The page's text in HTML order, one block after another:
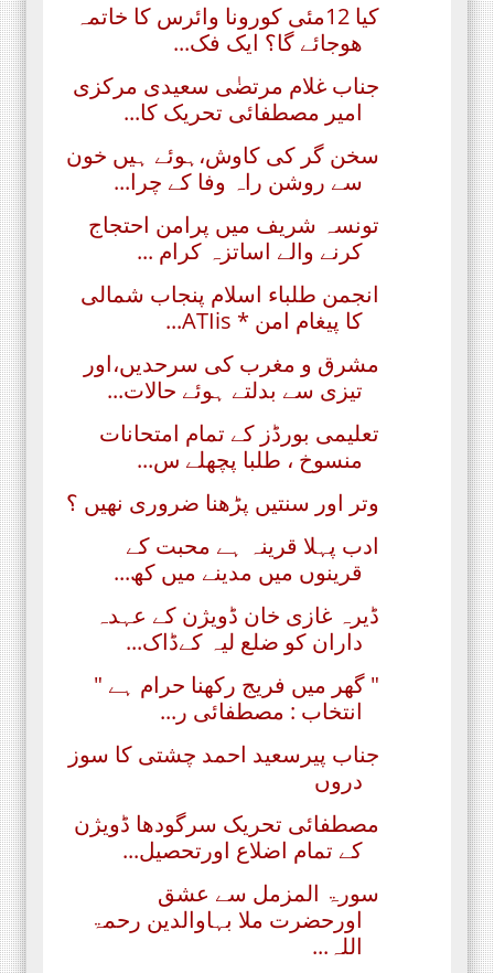
کیا 12مئی کورونا وائرس کا خاتمہ
ھوجائے گا؟ ایک فک...
جناب غلام مرتضٰی سعیدی مرکزی
امیر مصطفائی تحریک کا...
سخن گر کی کاوش،ہوئے ہیں خون
سے روشن راہ وفا کے چرا...
تونسہ شریف میں پرامن احتجاج
کرنے والے اساتزہ کرام ...
انجمن طلباء اسلام پنجاب شمالی
کا پیغام امن * ATIis...
مشرق و مغرب کی سرحدیں،اور
تیزی سے بدلتے ہوئے حالات...
تعلیمی بورڈز کے تمام امتحانات
منسوخ ، طلبا پچھلے س...
وتر اور سنتیں پڑھنا ضروری نھیں ؟
ادب پہلا قرینہ ہے محبت کے
قرینوں میں مدینے میں کھ...
ڈیرہ غازی خان ڈویژن کے عہدہ
داران کو ضلع لیہ کےڈاک...
" گھر میں فریج رکھنا حرام ہے "
انتخاب : مصطفائی ر...
جناب پیرسعید احمد چشتی کا سوز
دروں
مصطفائی تحریک سرگودھا ڈویژن
کے تمام اضلاع اورتحصیل...
سورۃ المزمل سے عشق
اورحضرت ملا بہاوالدین رحمۃ
اللہ...